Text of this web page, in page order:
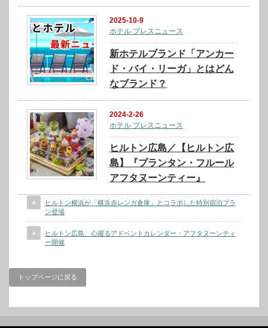
2025-10-9
ホテル プレスニュース
新ホテルブランド「アンカー
ド・バイ・リーガ」とはどん
なブランド？
2024-2-26
ホテル プレスニュース
ヒルトン広島／【ヒルトン広
島】『プランタン・フルール
アフタヌーンティー』
ヒルトン横浜が「横浜赤レンガ倉庫」とコラボした特別宿泊プラ
ン登場
ヒルトン広島、心躍るアドベントカレンダー・アフタヌーンティ
ー開催
トップページに戻る